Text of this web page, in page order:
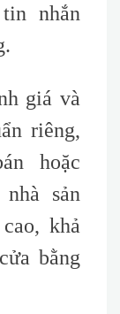
nhắn
giá và
riêng,
hoặc
sản
khả
bằng